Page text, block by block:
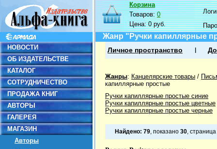
НОВОСТИ
ОБ ИЗДАТЕЛЬСТВЕ
КАТАЛОГ
СОТРУДНИЧЕСТВО
ПРОДАЖА КНИГ
АВТОРЫ
ГАЛЕРЕЯ
МАГАЗИН
Авторы
Корзина
Товаров:0
Цена:0 руб.
Жанр "Ручки капиллярные
Личное пространство
Жанры: Канцелярские товары /
капиллярные простые
Ручки капиллярные простые синие
Ручки капиллярные простые цветные
Ручки капиллярные простые черные
Найдено: 79, показано 30, страница